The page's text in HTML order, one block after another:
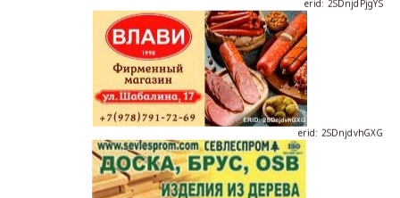
erid: 2SDnjdvhGXG